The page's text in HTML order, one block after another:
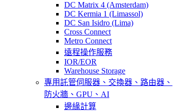
DC Matrix 4 (Amsterdam)
DC Kermia 1 (Limassol)
DC San Isidro (Lima)
Cross Connect
Metro Connect
遠程操作服務
IOR/EOR
Warehouse Storage
專用託管伺服器、交換器、路由器、
防火牆、GPU、AI
邊緣計算